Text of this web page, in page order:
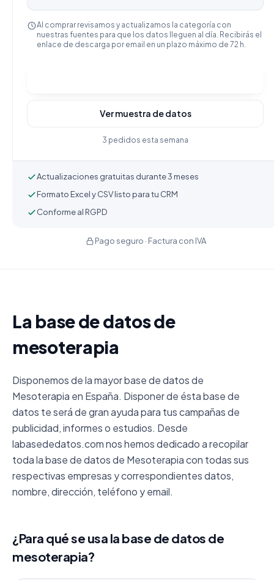
Al comprar revisamos y actualizamos la categoría con
nuestras fuentes para que los datos lleguen al día. Recibirás el
enlace de descarga por email en un plazo máximo de 72 h.
Ver muestra de datos
3 pedidos esta semana
Actualizaciones gratuitas durante 3 meses
Formato Excel y CSV listo para tu CRM
Conforme al RGPD
Pago seguro · Factura con IVA
La base de datos de
mesoterapia
Disponemos de la mayor base de datos de
Mesoterapia en España. Disponer de ésta base de
datos te será de gran ayuda para tus campañas de
publicidad, informes o estudios. Desde
labasededatos.com nos hemos dedicado a recopilar
toda la base de datos de Mesoterapia con todas sus
respectivas empresas y correspondientes datos,
nombre, dirección, teléfono y email.
¿Para qué se usa la base de datos de
mesoterapia?